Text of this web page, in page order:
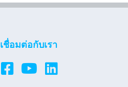
เชื่อมต่อกับเรา